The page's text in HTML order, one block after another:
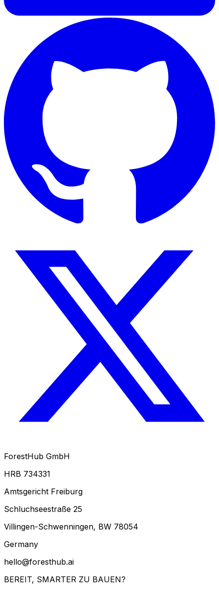
ForestHub GmbH
HRB 734331
Amtsgericht Freiburg
Schluchseestraße 25
Villingen-Schwenningen, BW 78054
Germany
hello@foresthub.ai
BEREIT, SMARTER ZU BAUEN?